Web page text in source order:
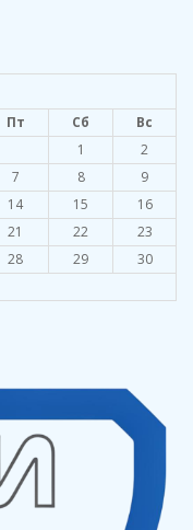
Пт Сб
Вс
1
2
7 8
9
14 15
16
21 22
23
28 29
30